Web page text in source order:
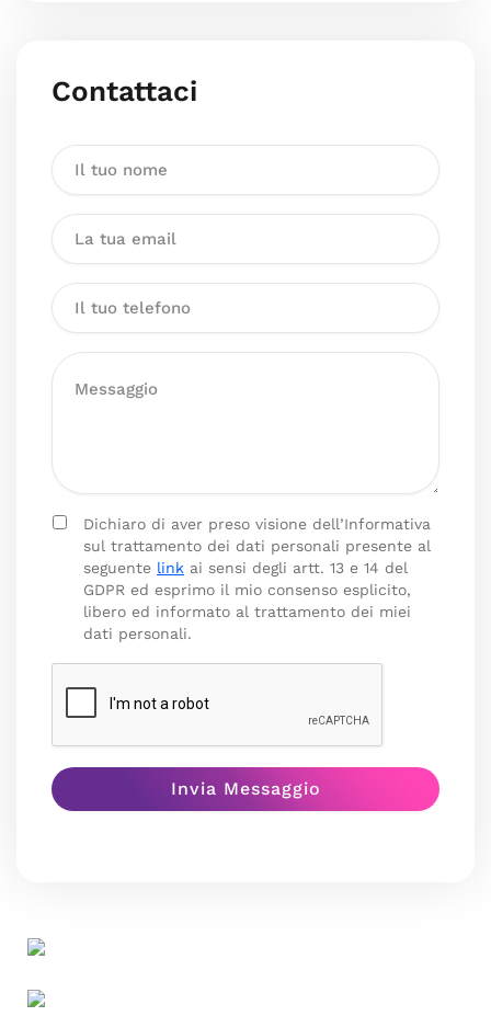
Contattaci
Dichiaro di aver preso visione dell’Informativa
sul trattamento dei dati personali presente al
seguente link ai sensi degli artt. 13 e 14 del
GDPR ed esprimo il mio consenso esplicito,
libero ed informato al trattamento dei miei
dati personali.